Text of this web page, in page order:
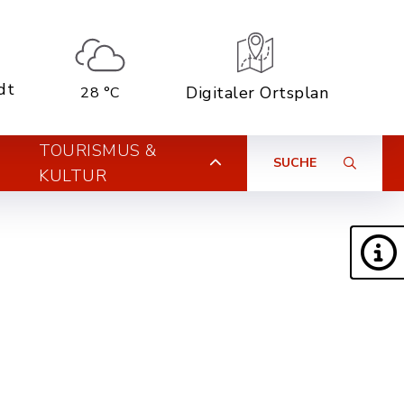
28 °C Digitaler Ortsplan
TOURISMUS &
KULTUR
SUCHE